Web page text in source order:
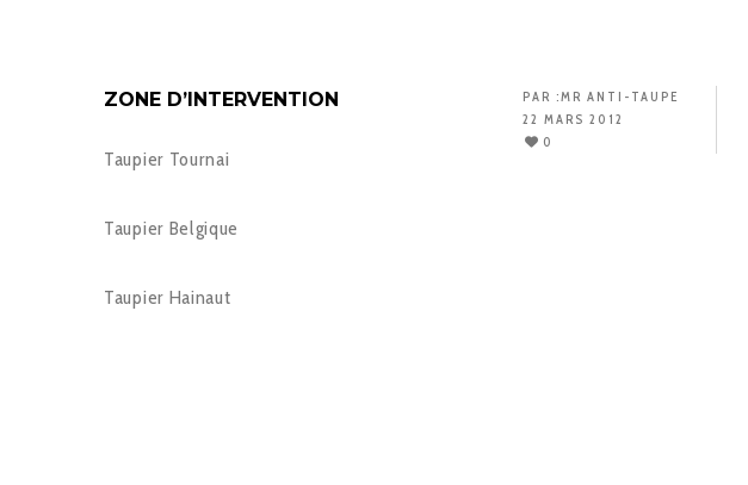
PAR :MR ANTI-TAUPE
22 MARS 2012
0
ZONE D’INTERVENTION
Taupier Tournai
Taupier Belgique
Taupier Hainaut